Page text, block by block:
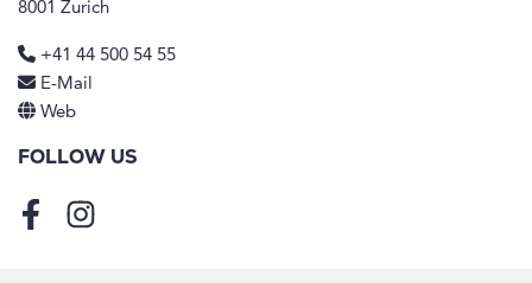
8001 Zurich
+41 44 500 54 55
E-Mail
Web
FOLLOW US
FacebookInstagram